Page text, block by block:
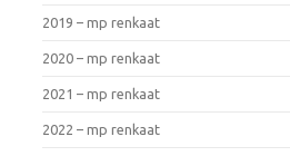
2019 – mp renkaat
2020 – mp renkaat
2021 – mp renkaat
2022 – mp renkaat